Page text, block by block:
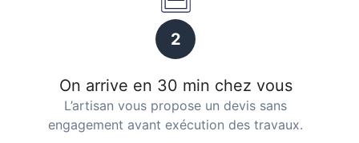
2
On arrive en 30 min chez vous
L’artisan vous propose un devis sans
engagement avant exécution des travaux.